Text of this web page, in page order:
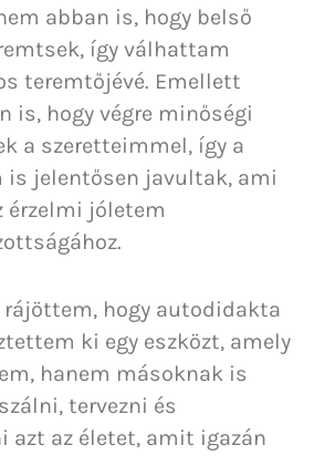
abban is, hogy belső
így válhattam
teremtőjévé. Emellett
is, hogy végre minőségi
a szeretteimmel, így a
is jelentősen javultak, ami
érzelmi jóletem
rájöttem, hogy autodidakta
ki egy eszközt, amely
hanem másoknak is
tervezni és
azt az életet, amit igazán